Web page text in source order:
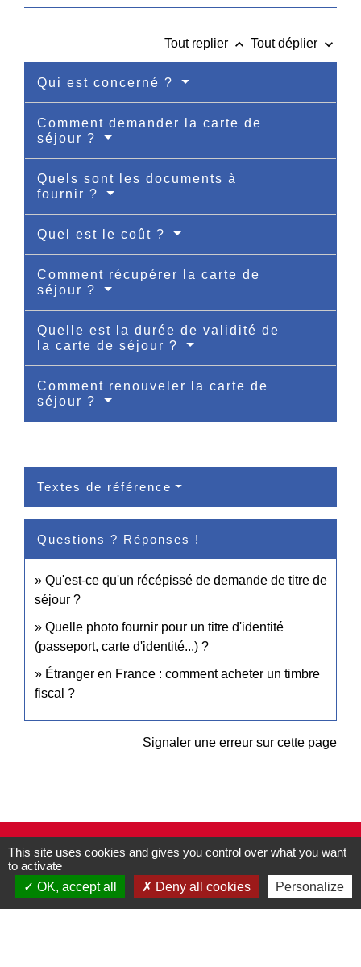
Tout replier keyboard_arrow_up Tout déplier keyboard_arrow_down
Qui est concerné ?
Comment demander la carte de
séjour ?
Quels sont les documents à
fournir ?
Quel est le coût ?
Comment récupérer la carte de
séjour ?
Quelle est la durée de validité de
la carte de séjour ?
Comment renouveler la carte de
séjour ?
Textes de référence
Questions ? Réponses !
Qu'est-ce qu'un récépissé de demande de titre de
séjour ?
Quelle photo fournir pour un titre d'identité
(passeport, carte d'identité...) ?
Étranger en France : comment acheter un timbre
fiscal ?
Signaler une erreur sur cette page
Contacts
2 rue des Rossignols
27130 Pullay - FRANCE
This site uses cookies and gives you control over what you want
to activate
OK, accept all
Deny all cookies Personalize